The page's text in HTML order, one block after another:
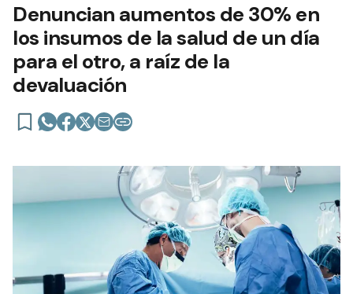
Denuncian aumentos de 30% en
los insumos de la salud de un día
para el otro, a raíz de la
devaluación